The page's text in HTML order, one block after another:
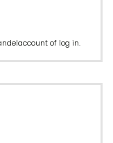
of log in.